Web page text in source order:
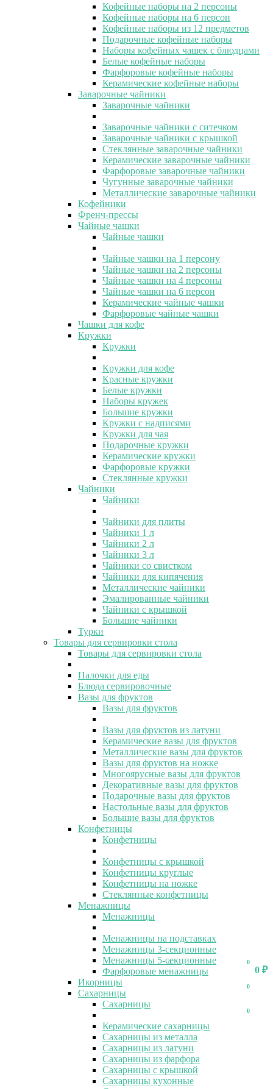
0
0 ₽
0
0
0
Кофейные наборы на 2 персоны
Кофейные наборы на 6 персон
Кофейные наборы из 12 предметов
Подарочные кофейные наборы
Наборы кофейных чашек с блюдцами
Белые кофейные наборы
Фарфоровые кофейные наборы
Керамические кофейные наборы
Заварочные чайники
Заварочные чайники
Заварочные чайники с ситечком
Заварочные чайники с крышкой
Стеклянные заварочные чайники
Керамические заварочные чайники
Фарфоровые заварочные чайники
Чугунные заварочные чайники
Металлические заварочные чайники
Кофейники
Френч-прессы
Чайные чашки
Чайные чашки
Чайные чашки на 1 персону
Чайные чашки на 2 персоны
Чайные чашки на 4 персоны
Чайные чашки на 6 персон
Керамические чайные чашки
Фарфоровые чайные чашки
Чашки для кофе
Кружки
Кружки
Кружки для кофе
Красные кружки
Белые кружки
Наборы кружек
Большие кружки
Кружки с надписями
Кружки для чая
Подарочные кружки
Керамические кружки
Фарфоровые кружки
Стеклянные кружки
Чайники
Чайники
Чайники для плиты
Чайники 1 л
Чайники 2 л
Чайники 3 л
Чайники со свистком
Чайники для кипячения
Металлические чайники
Эмалированные чайники
Чайники с крышкой
Большие чайники
Турки
Товары для сервировки стола
Товары для сервировки стола
Палочки для еды
Блюда сервировочные
Вазы для фруктов
Вазы для фруктов
Вазы для фруктов из латуни
Керамические вазы для фруктов
Металлические вазы для фруктов
Вазы для фруктов на ножке
Многоярусные вазы для фруктов
Декоративные вазы для фруктов
Подарочные вазы для фруктов
Настольные вазы для фруктов
Большие вазы для фруктов
Конфетницы
Конфетницы
Конфетницы с крышкой
Конфетницы круглые
Конфетницы на ножке
Стеклянные конфетницы
Менажницы
Менажницы
Менажницы на подставках
Менажницы 3-секционные
Менажницы 5-секционные
Фарфоровые менажницы
Икорницы
Сахарницы
Сахарницы
Керамические сахарницы
Сахарницы из металла
Сахарницы из латуни
Сахарницы из фарфора
Сахарницы с крышкой
Сахарницы кухонные